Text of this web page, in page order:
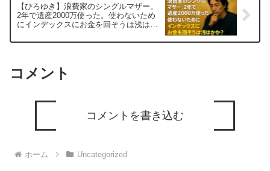
【ひろゆき】浪費家のシングルマザー。
2年で遺産2000万使った。使わないため
にインデックスにお金を回そうは浅は
コメント
コメントを書き込む
ホーム Uncategorized